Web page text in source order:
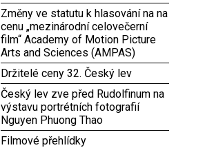
Změny ve statutu k hlasování na na
cenu „mezinárodní celovečerní
film“ Academy of Motion Picture
Arts and Sciences (AMPAS)
Držitelé ceny 32. Český lev
Český lev zve před Rudolfinum na
výstavu portrétních fotografií
Nguyen Phuong Thao
Filmové přehlídky